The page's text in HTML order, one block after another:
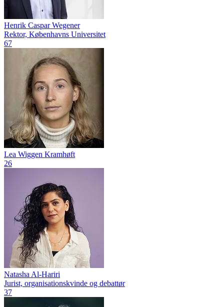
Henrik Caspar Wegener
Rektor, Københavns Universitet
67
Lea Wiggen Kramhøft
26
Natasha Al-Hariri
Jurist, organisationskvinde og debattør
37